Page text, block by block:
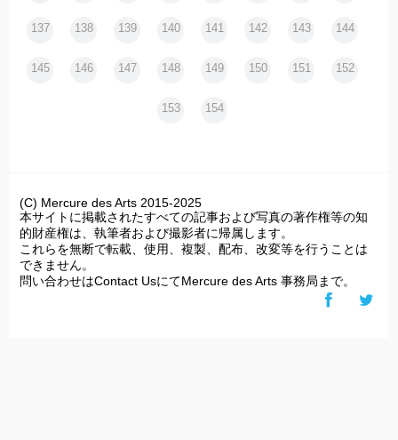
137 138 139 140 141 142 143 144
145 146 147 148 149 150 151 152
153 154
(C) Mercure des Arts 2015-2025
本サイトに掲載されたすべての記事および写真の著作権等の知
的財産権は、執筆者および撮影者に帰属します。
これらを無断で転載、使用、複製、配布、改変等を行うことは
できません。
問い合わせはContact UsにてMercure des Arts 事務局まで。